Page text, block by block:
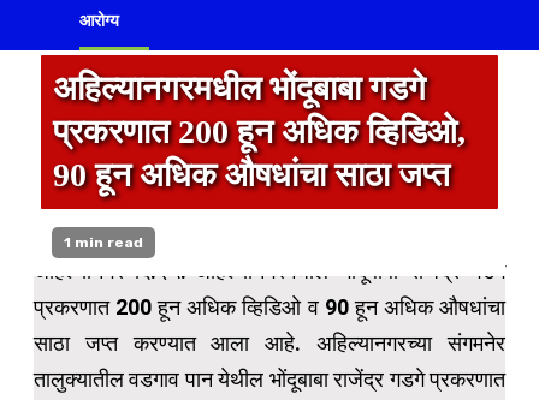
आरोग्य
अहिल्यानगरमधील भोंदूबाबा गडगे
प्रकरणात 200 हून अधिक व्हिडिओ,
90 हून अधिक औषधांचा साठा जप्त
1 min read
अहिल्यानगर दि.२५:-अहिल्यानगरमधील भोंदूबाबा राजेंद्र गडगे
प्रकरणात 200 हून अधिक व्हिडिओ व 90 हून अधिक औषधांचा
साठा जप्त करण्यात आला आहे. अहिल्यानगरच्या संगमनेर
तालुक्यातील वडगाव पान येथील भोंदूबाबा राजेंद्र गडगे प्रकरणात